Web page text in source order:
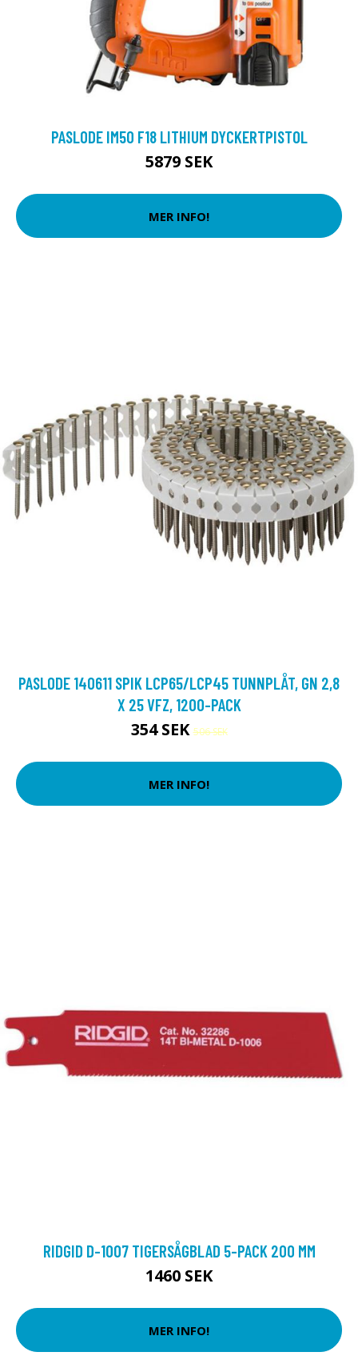
PASLODE IM50 F18 LITHIUM DYCKERTPISTOL
5879 SEK
MER INFO!
PASLODE 140611 SPIK LCP65/LCP45 TUNNPLÅT, GN 2,8
X 25 VFZ, 1200-PACK
354 SEK506 SEK
MER INFO!
RIDGID D-1007 TIGERSÅGBLAD 5-PACK 200 MM
1460 SEK
MER INFO!